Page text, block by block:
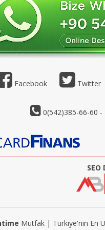
Facebook Twitter
0(542)385-66-60 -
SEO
Mutfak | Türkiye'nin En